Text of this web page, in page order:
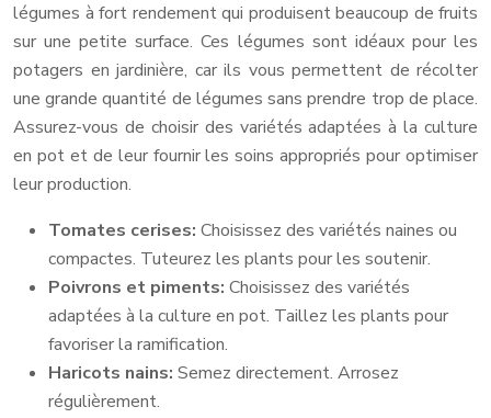
légumes à fort rendement qui produisent beaucoup de fruits
sur une petite surface. Ces légumes sont idéaux pour les
potagers en jardinière, car ils vous permettent de récolter
une grande quantité de légumes sans prendre trop de place.
Assurez-vous de choisir des variétés adaptées à la culture
en pot et de leur fournir les soins appropriés pour optimiser
leur production.
Tomates cerises: Choisissez des variétés naines ou
compactes. Tuteurez les plants pour les soutenir.
Poivrons et piments: Choisissez des variétés
adaptées à la culture en pot. Taillez les plants pour
favoriser la ramification.
Haricots nains: Semez directement. Arrosez
régulièrement.